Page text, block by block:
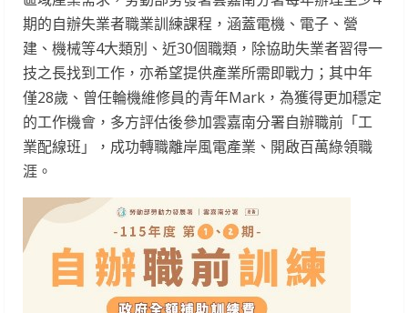
期的自辦失業者職業訓練課程，涵蓋電機、電子、營
建、機械等4大類別、近30個職類，除協助失業者習得一
技之長找到工作，亦希望提供產業所需即戰力；其中年
僅28歲、曾任輪機維修員的青年Mark，為獲得更加穩定
的工作機會，多方評估後參加雲嘉南分署自辦職前「工
業配線班」，成功轉職離岸風電產業、開啟百萬綠領職
涯。